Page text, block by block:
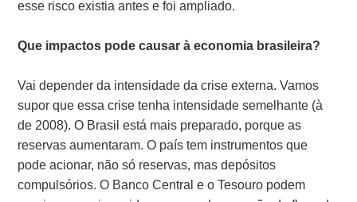
esse risco existia antes e foi ampliado.
Que impactos pode causar à economia brasileira?
Vai depender da intensidade da crise externa. Vamos
supor que essa crise tenha intensidade semelhante (à
de 2008). O Brasil está mais preparado, porque as
reservas aumentaram. O país tem instrumentos que
pode acionar, não só reservas, mas depósitos
compulsórios. O Banco Central e o Tesouro podem